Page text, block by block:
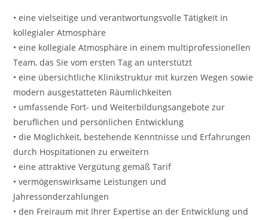
• eine vielseitige und verantwortungsvolle Tätigkeit in
kollegialer Atmosphäre
• eine kollegiale Atmosphäre in einem multiprofessionellen
Team, das Sie vom ersten Tag an unterstützt
• eine übersichtliche Klinikstruktur mit kurzen Wegen sowie
modern ausgestatteten Räumlichkeiten
• umfassende Fort- und Weiterbildungsangebote zur
beruflichen und persönlichen Entwicklung
• die Möglichkeit, bestehende Kenntnisse und Erfahrungen
durch Hospitationen zu erweitern
• eine attraktive Vergütung gemäß Tarif
• vermögenswirksame Leistungen und
Jahressonderzahlungen
• den Freiraum mit Ihrer Expertise an der Entwicklung und